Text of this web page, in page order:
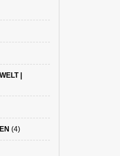
|
(4)